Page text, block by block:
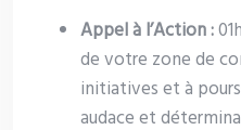
Appel à l’Action :
de votre zone de
initiatives et à
audace et